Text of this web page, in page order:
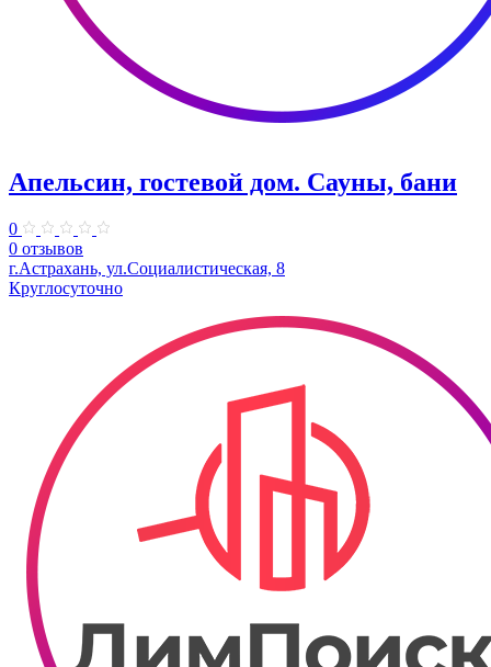
Апельсин, гостевой дом. Сауны, бани
0
0 отзывов
г.Астрахань, ул.Социалистическая, 8
Круглосуточно